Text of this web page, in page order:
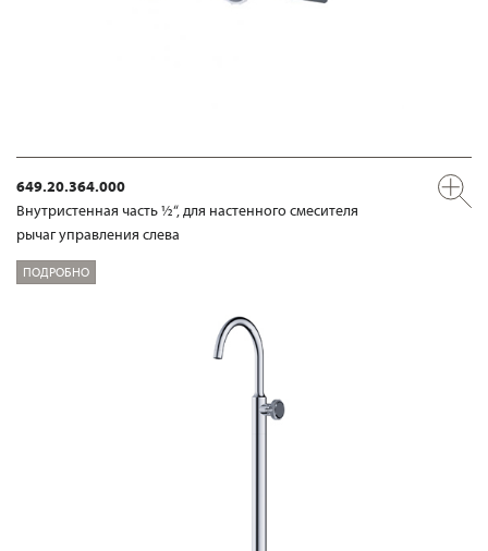
649.20.364.000
Внутристенная часть ½“, для настенного смесителя
рычаг управления слева
ПОДРОБНО